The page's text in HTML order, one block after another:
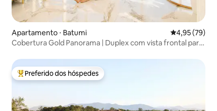
Apartamento ⋅ Batumi 4,95 de uma
4,95 (79)
Cobertura Gold Panorama | Duplex com vista frontal para
Entre os melhores preferidos dos hóspedes
Preferido dos hóspedes